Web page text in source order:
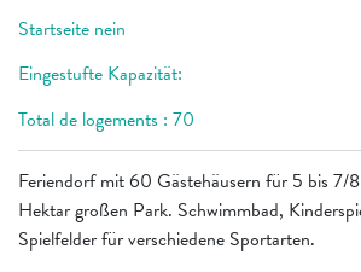
Feriendorf mit 60 Gästehäusern für 5 bis 7/
Hektar großen Park. Schwimmbad,
Spielfelder für verschiedene Sportarten.
Startseite nein
Eingestufte Kapazität:
Total de logements : 70